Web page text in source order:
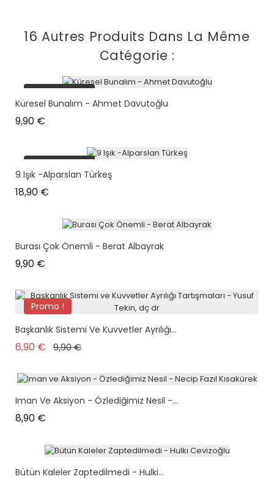
16 Autres Produits Dans La Même
Catégorie :
plus en stock
Küresel Bunalım - Ahmet Davutoğlu
9,90 €
plus en stock
9 Işık -Alparslan Türkeş
18,90 €
Burası Çok Önemli - Berat Albayrak
9,90 €
Promo !
Başkanlık Sistemi Ve Kuvvetler Ayrılığı...
6,90 € Prix de base
9,90 €Prix
Iman Ve Aksiyon - Özlediğimiz Nesil -...
8,90 €
Bütün Kaleler Zaptedilmedi - Hulki...